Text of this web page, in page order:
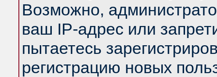
Возможно,
ваш IP-адрес или
пытаетесь
регистрацию новых